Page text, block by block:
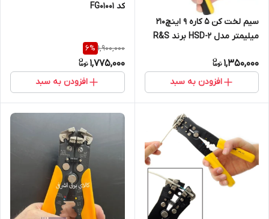
سیم لخت کن ۵ کاره ۹ اینچ210
میلیمتر مدل HSD-2 برند R&S
1,350,000
افزودن به سبد
کد FG01001
1,900,000
6%
1,775,000
افزودن به سبد